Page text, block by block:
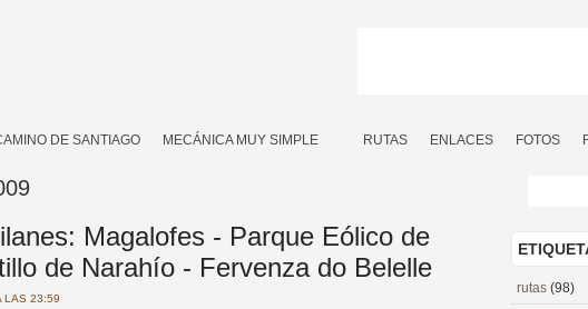
DE SANTIAGO MECÁNICA MUY SIMPLE RUTAS ENLACES FOTOS
Magalofes - Parque Eólico de
de Narahío - Fervenza do Belelle
LAS 23:59
rutas (98)